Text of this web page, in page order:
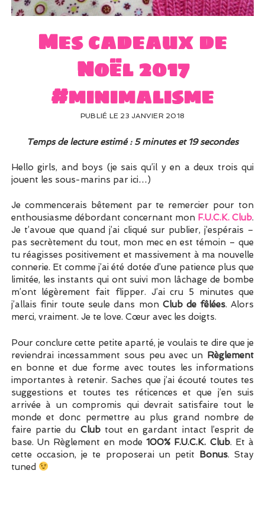
UN PEU DE DÉCO ?
Mes cadeaux de
Noël 2017
#minimalisme
PUBLIÉ LE 23 JANVIER 2018
Temps de lecture estimé : 5 minutes et 19 secondes
Hello girls, and boys (je sais qu’il y en a deux trois qui
jouent les sous-marins par ici…)
Je commencerais bêtement par te remercier pour ton
enthousiasme débordant concernant mon F.U.C.K. Club.
Je t’avoue que quand j’ai cliqué sur publier, j’espérais –
pas secrètement du tout, mon mec en est témoin – que
tu réagisses positivement et massivement à ma nouvelle
connerie. Et comme j’ai été dotée d’une patience plus que
limitée, les instants qui ont suivi mon lâchage de bombe
m’ont légèrement fait flipper. J’ai cru 5 minutes que
j’allais finir toute seule dans mon Club de fêlées. Alors
merci, vraiment. Je te love. Cœur avec les doigts.
Pour conclure cette petite aparté, je voulais te dire que je
reviendrai incessamment sous peu avec un Règlement
en bonne et due forme avec toutes les informations
importantes à retenir. Saches que j’ai écouté toutes tes
suggestions et toutes tes réticences et que j’en suis
arrivée à un compromis qui devrait satisfaire tout le
monde et donc permettre au plus grand nombre de
faire partie du Clubtout en gardant intact l’esprit de
base. Un Règlement en mode100% F.U.C.K. Club. Et à
cette occasion, je te proposerai un petit Bonus. Stay
tuned